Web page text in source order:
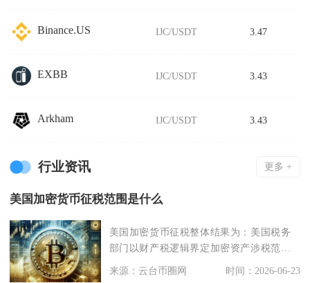
Binance.US IJC/USDT 3.47
EXBB IJC/USDT 3.43
Arkham IJC/USDT 3.43
行业资讯 更多 +
美国加密货币征税范围是什么
美国加密货币征税整体结果为：美国税务
部门以财产税逻辑界定加密资产涉税范
畴，征税覆盖加密货币
来源：云台币圈网 时间：2026-06-23